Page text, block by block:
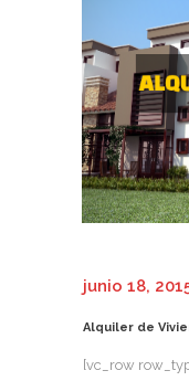
junio 18,
Alquiler de
[vc_row